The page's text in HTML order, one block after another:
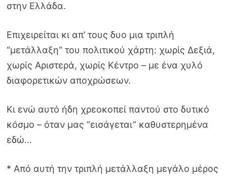
στην Ελλάδα.
Επιχειρείται κι απ’ τους δυο μια τριπλή
“μετάλλαξη” του πολιτικού χάρτη: χωρίς Δεξιά,
χωρίς Αριστερά, χωρίς Κέντρο – με ένα χυλό
διαφορετικών αποχρώσεων.
Κι ενώ αυτό ήδη χρεοκοπεί παντού στο δυτικό
κόσμο – όταν μας “εισάγεται” καθυστερημένα
εδώ…
* Από αυτή την τριπλή μετάλλαξη μεγάλο μέρος